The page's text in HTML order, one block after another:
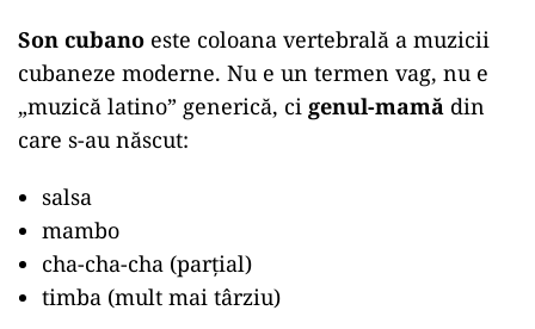
Son cubano este coloana vertebrală a muzicii
cubaneze moderne. Nu e un termen vag, nu e
„muzică latino” generică, ci genul-mamă din
care s-au născut:
salsa
mambo
cha-cha-cha (parțial)
timba (mult mai târziu)